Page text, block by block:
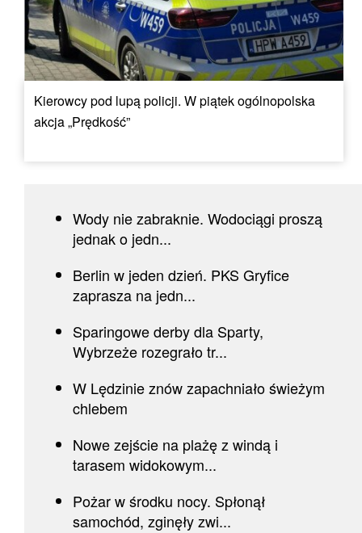
Kierowcy pod lupą policji. W piątek ogólnopolska
akcja „Prędkość”
Wody nie zabraknie. Wodociągi proszą
jednak o jedn...
Berlin w jeden dzień. PKS Gryfice
zaprasza na jedn...
Sparingowe derby dla Sparty,
Wybrzeże rozegrało tr...
W Lędzinie znów zapachniało świeżym
chlebem
Nowe zejście na plażę z windą i
tarasem widokowym...
Pożar w środku nocy. Spłonął
samochód, zginęły zwi...